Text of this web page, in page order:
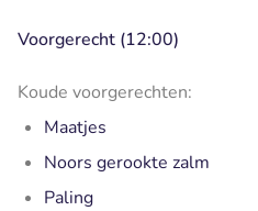
Voorgerecht (12:00)
Koude voorgerechten:
Maatjes
Noors gerookte zalm
Paling